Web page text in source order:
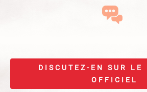
DISCUTEZ-EN SUR LE
OFFICIEL